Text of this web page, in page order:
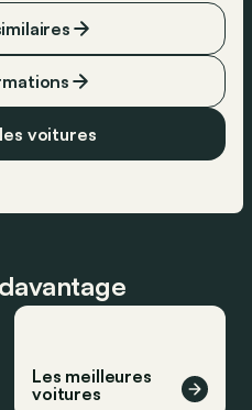
voitures
Les meilleures
voitures